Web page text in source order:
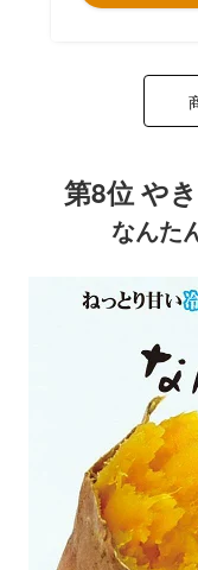
第8位 や
なんた